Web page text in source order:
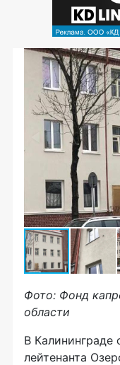
Фото: Фонд
области
В Калининграде
лейтенанта